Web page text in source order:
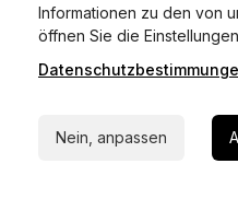
Informationen zu den von
öffnen Sie die
Nein, anpassen
Fahrzeugbrief,
Versicherungsnachweis,
Die Prozesse laufen über
Identitätsprüfung.
Kann ich mein